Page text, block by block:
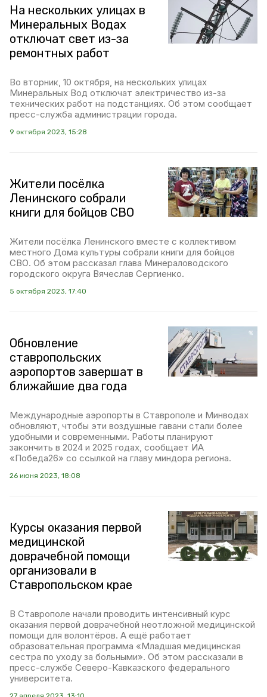
На нескольких улицах в
Минеральных Водах
отключат свет из-за
ремонтных работ
Во вторник, 10 октября, на нескольких улицах
Минеральных Вод отключат электричество из-за
технических работ на подстанциях. Об этом сообщает
пресс-служба администрации города.
9 октября 2023, 15:28
Жители посёлка
Ленинского собрали
книги для бойцов СВО
Жители посёлка Ленинского вместе с коллективом
местного Дома культуры собрали книги для бойцов
СВО. Об этом рассказал глава Минераловодского
городского округа Вячеслав Сергиенко.
5 октября 2023, 17:40
Обновление
ставропольских
аэропортов завершат в
ближайшие два года
Международные аэропорты в Ставрополе и Минводах
обновляют, чтобы эти воздушные гавани стали более
удобными и современными. Работы планируют
закончить в 2024 и 2025 годах, сообщает ИА
«Победа26» со ссылкой на главу миндора региона.
26 июня 2023, 18:08
Курсы оказания первой
медицинской
доврачебной помощи
организовали в
Ставропольском крае
В Ставрополе начали проводить интенсивный курс
оказания первой доврачебной неотложной медицинской
помощи для волонтёров. А ещё работает
образовательная программа «Младшая медицинская
сестра по уходу за больными». Об этом рассказали в
пресс-службе Северо-Кавказского федерального
университета.